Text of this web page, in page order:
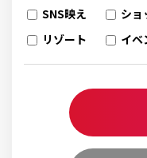
SNS映え
ショ
リゾート
イベ